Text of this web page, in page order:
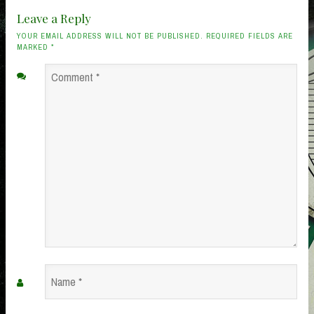
Leave a Reply
YOUR EMAIL ADDRESS WILL NOT BE PUBLISHED. REQUIRED FIELDS ARE
MARKED *
Comment
Name